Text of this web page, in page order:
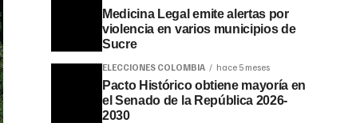
Medicina Legal emite alertas por
violencia en varios municipios de
Sucre
ELECCIONES COLOMBIA hace 5 meses
Pacto Histórico obtiene mayoría en
el Senado de la República 2026-
2030